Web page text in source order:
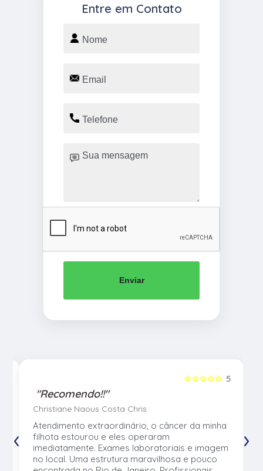
Entre em Contato
Enviar
5
☆☆☆☆☆
"Recomendo!!"
Christiane Naous Costa Chris
Atendimento extraordinário, o câncer da minha
filhota estourou e eles operaram
imediatamente. Exames laboratoriais e imagem
no local. Uma estrutura maravilhosa e pouco
‹ ›